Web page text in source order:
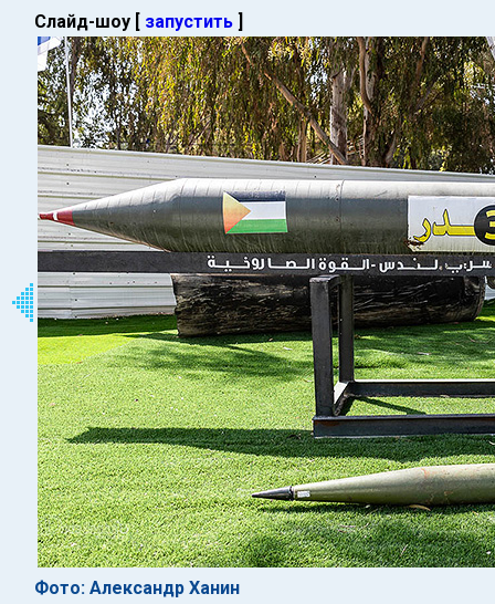
Слайд-шоу [ запустить ]
Фото: Александр Ханин